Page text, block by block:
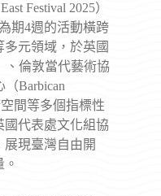
Festival 2025）
期4週的活動橫跨
元領域，於英國
、倫敦當代藝術協
Barbican
間等多個指標性
國代表處文化組協
現臺灣自由開